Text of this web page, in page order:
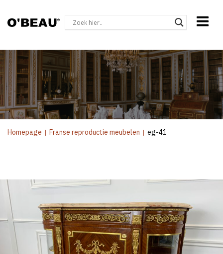
Homepage | Franse reproductie meubelen | eg-41